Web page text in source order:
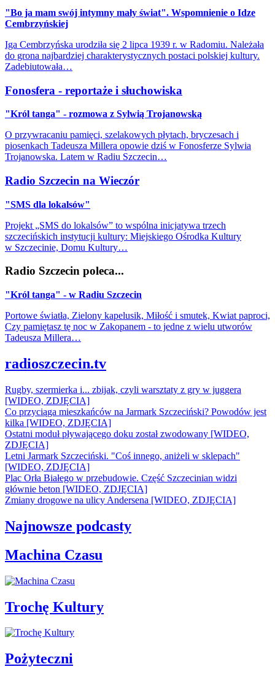
"Bo ja mam swój intymny mały świat". Wspomnienie o Idze
Cembrzyńskiej
Iga Cembrzyńska urodziła się 2 lipca 1939 r. w Radomiu. Należała
do grona najbardziej charakterystycznych postaci polskiej kultury.
Zadebiutowała…
Fonosfera - reportaże i słuchowiska
"Król tanga" - rozmowa z Sylwią Trojanowską
O przywracaniu pamięci, szelakowych płytach, bryczesach i
piosenkach Tadeusza Millera opowie dziś w Fonosferze Sylwia
Trojanowska. Latem w Radiu Szczecin…
Radio Szczecin na Wieczór
"SMS dla lokalsów"
Projekt „SMS do lokalsów” to wspólna inicjatywa trzech
szczecińskich instytucji kultury: Miejskiego Ośrodka Kultury
w Szczecinie, Domu Kultury…
Radio Szczecin poleca...
"Król tanga" - w Radiu Szczecin
Portowe światła, Zielony kapelusik, Miłość i smutek, Kwiat paproci,
Czy pamiętasz tę noc w Zakopanem - to jedne z wielu utworów
Tadeusza Millera…
radioszczecin.tv
Rugby, szermierka i... zbijak, czyli warsztaty z gry w juggera
[WIDEO, ZDJĘCIA]
Co przyciąga mieszkańców na Jarmark Szczeciński? Powodów jest
kilka [WIDEO, ZDJĘCIA]
Ostatni moduł pływającego doku został zwodowany [WIDEO,
ZDJĘCIA]
Letni Jarmark Szczeciński. "Coś innego, aniżeli w sklepach"
[WIDEO, ZDJĘCIA]
Plac Orła Białego w przebudowie. Część Szczecinian widzi
głównie beton [WIDEO, ZDJĘCIA]
Zmiany drogowe na ulicy Andersena [WIDEO, ZDJĘCIA]
Najnowsze podcasty
Machina Czasu
Trochę Kultury
Pożyteczni